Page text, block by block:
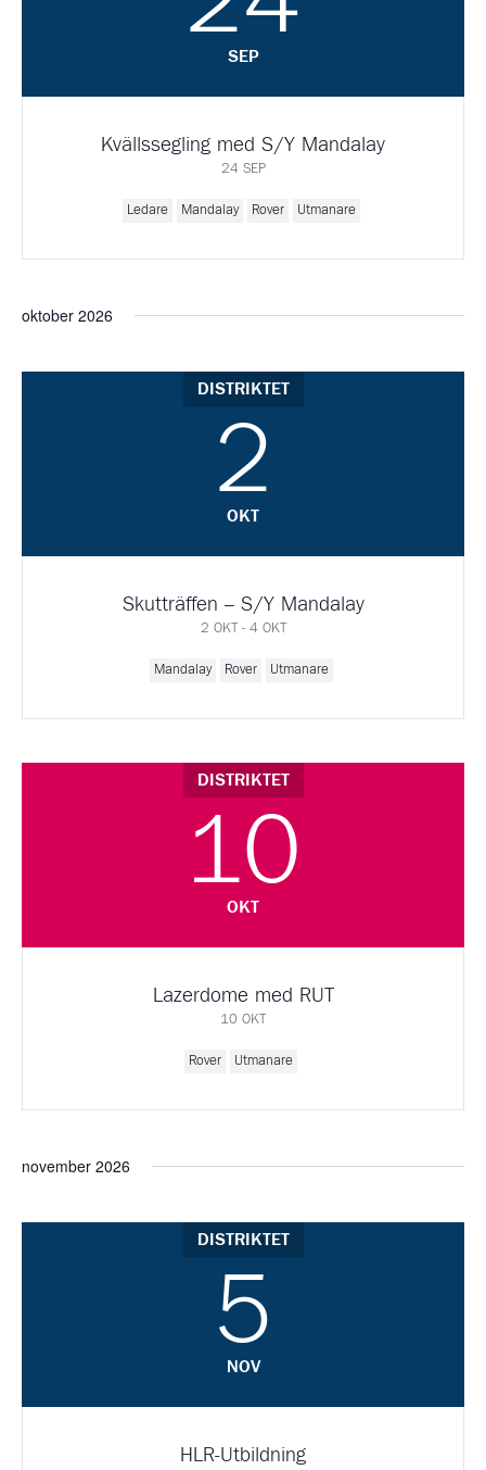
SEP
Kvällssegling med S/Y Mandalay
24 SEP
Ledare Mandalay Rover Utmanare
oktober 2026
DISTRIKTET
2
OKT
Skutträffen – S/Y Mandalay
2 OKT - 4 OKT
Mandalay Rover Utmanare
DISTRIKTET
10
OKT
Lazerdome med RUT
10 OKT
Rover Utmanare
november 2026
DISTRIKTET
5
NOV
HLR-Utbildning